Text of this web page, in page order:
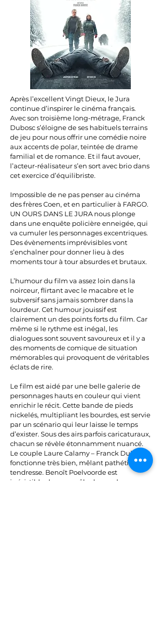
Après l’excellent Vingt Dieux, le Jura
continue d’inspirer le cinéma français.
Avec son troisième long-métrage, Franck
Dubosc s’éloigne de ses habituels terrains
de jeu pour nous offrir une comédie noire
aux accents de polar, teintée de drame
familial et de romance. Et il faut avouer,
l’acteur-réalisateur s’en sort avec brio dans
cet exercice d’équilibriste.
Impossible de ne pas penser au cinéma
des frères Coen, et en particulier à FARGO.
UN OURS DANS LE JURA nous plonge
dans une enquête policière enneigée, qui
va cumuler les personnages excentriques.
Des évènements imprévisibles vont
s’enchaîner pour donner lieu à des
moments tour à tour absurdes et brutaux.
L’humour du film va assez loin dans la
noirceur, flirtant avec le macabre et le
subversif sans jamais sombrer dans la
lourdeur. Cet humour jouissif est
clairement un des points forts du film. Car
même si le rythme est inégal, les
dialogues sont souvent savoureux et il y a
des moments de comique de situation
mémorables qui provoquent de véritables
éclats de rire.
Le film est aidé par une belle galerie de
personnages hauts en couleur qui vient
enrichir le récit. Cette bande de pieds
nickelés, multipliant les bourdes, est servie
par un scénario qui leur laisse le temps
d’exister. Sous des airs parfois caricaturaux,
chacun se révèle étonnamment nuancé.
Le couple Laure Calamy – Franck Dubosc
fonctionne très bien, mêlant pathétique et
tendresse. Benoît Poelvoorde est
irrésistible dans son rôle de gendarme